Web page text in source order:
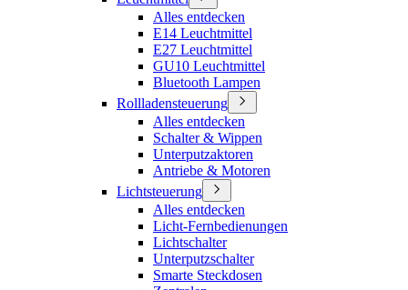
Alles entdecken
E14 Leuchtmittel
E27 Leuchtmittel
GU10 Leuchtmittel
Bluetooth Lampen
Rollladensteuerung
Alles entdecken
Schalter & Wippen
Unterputzaktoren
Antriebe & Motoren
Lichtsteuerung
Alles entdecken
Licht-Fernbedienungen
Lichtschalter
Unterputzschalter
Smarte Steckdosen